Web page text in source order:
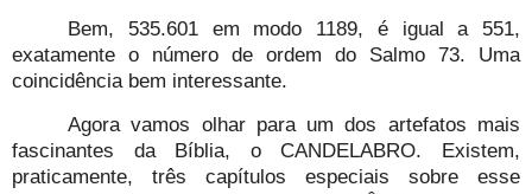
Bem, 535.601 em modo 1189, é igual a 551,
exatamente o número de ordem do Salmo 73. Uma
coincidência bem interessante.
Agora vamos olhar para um dos artefatos mais
fascinantes da Bíblia, o CANDELABRO. Existem,
praticamente, três capítulos especiais sobre esse